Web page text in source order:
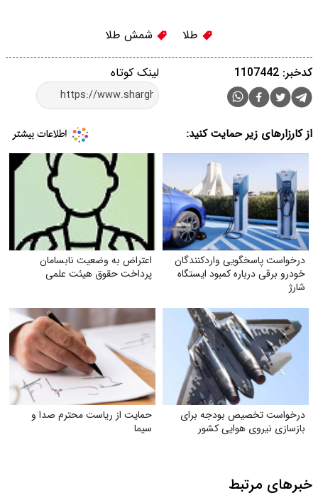
طلا شمش طلا
لینک کوتاه کدخبر: 1107442
از کارزارهای زیر حمایت کنید:
درخواست پاسخگویی واردکنندگان
خودرو برقی درباره کمبود ایستگاه
شارژ
اعتراض به وضعیت نابسامان
پرداخت حقوق هیئت علمی
درخواست تخصیص بودجه برای
بازسازی نیروی هوایی کشور
حمایت از ریاست محترم صدا و
سیما
خبرهای مرتبط